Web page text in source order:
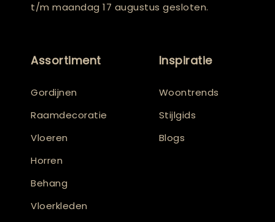
t/m maandag 17 augustus gesloten.
Assortiment
Gordijnen
Raamdecoratie
Vloeren
Horren
Behang
Vloerkleden
Inspiratie
Woontrends
Stijlgids
Blogs